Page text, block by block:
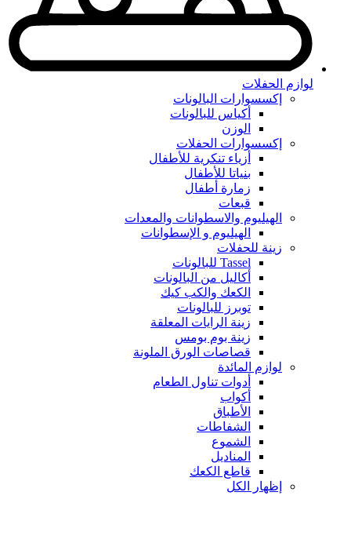
لوازم الحفلات
إكسسوارات البالونات
أكياس للبالونات
الوزن
إكسسوارات الحفلات
أزياء تنكرية للأطفال
بنياتا للأطفال
زمارة أطفال
قبعات
الهيليوم والاسطوانات والمعدات
الهيليوم و الإسطوانات
زينة للحفلات
Tassel للبالونات
أكاليل من البالونات
الكعك والكب كيك
توبرز للبالونات
زينة الرايات المعلقة
زينة بوم بومس
قصاصات الورق الملونة
لوازم المائدة
أدوات تناول الطعام
أكواب
الأطباق
الشفاطات
الشموع
المناديل
قاطع الكعك
إظهار الكل